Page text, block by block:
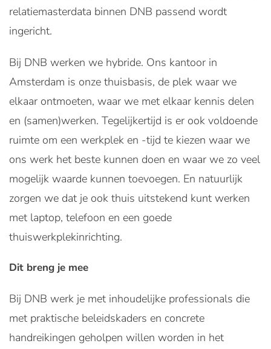
relatiemasterdata binnen DNB passend wordt
ingericht.
Bij DNB werken we hybride. Ons kantoor in
Amsterdam is onze thuisbasis, de plek waar we
elkaar ontmoeten, waar we met elkaar kennis delen
en (samen)werken. Tegelijkertijd is er ook voldoende
ruimte om een werkplek en -tijd te kiezen waar we
ons werk het beste kunnen doen en waar we zo veel
mogelijk waarde kunnen toevoegen. En natuurlijk
zorgen we dat je ook thuis uitstekend kunt werken
met laptop, telefoon en een goede
thuiswerkplekinrichting.
Dit breng je mee
Bij DNB werk je met inhoudelijke professionals die
met praktische beleidskaders en concrete
handreikingen geholpen willen worden in het